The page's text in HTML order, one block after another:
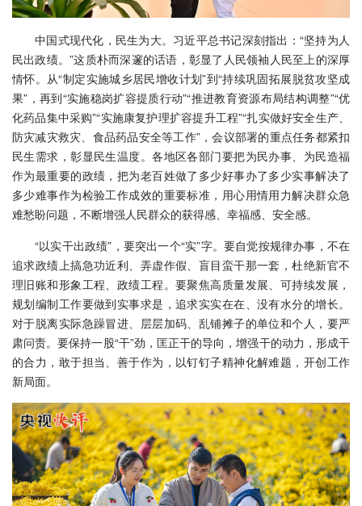
中国式现代化，民生为大。习近平总书记深刻指出：“坚持为人
民出政绩。”这质朴而深邃的话语，彰显了人民领袖人民至上的深厚
情怀。从“制定实施城乡居民增收计划”到“持续巩固拓展脱贫攻坚成
果”，再到“实施稳岗扩容提质行动”“推进教育资源布局结构调整”“优
化药品集中采购”“实施康复护理扩容提升工程”“扎实做好安全生产、
防灾减灾救灾、食品药品安全等工作”，会议部署的重点任务都紧扣
民生需求，彰显民生温度。各地区各部门要把为民办事、为民造福
作为最重要的政绩，把为老百姓做了多少好事办了多少实事解决了
多少难事作为检验工作成效的重要标准，用心用情用力解决群众急
难愁盼问题，不断增强人民群众的获得感、幸福感、安全感。
“以实干出政绩”，要突出一个“实”字。要自觉按规律办事，不在
追求政绩上搞急功近利、弄虚作假、盲目蛮干那一套，杜绝新官不
理旧账和形象工程、政绩工程。要聚焦高质量发展、可持续发展，
规划编制工作要做到实事求是，追求实实在在、没有水分的增长。
对于脱离实际急躁冒进、层层加码、乱铺摊子的单位和个人，要严
肃问责。要保持一股“干”劲，匡正干的导向，增强干的动力，形成干
的合力，敢于担当、善于作为，以钉钉子精神化解难题，开创工作
新局面。